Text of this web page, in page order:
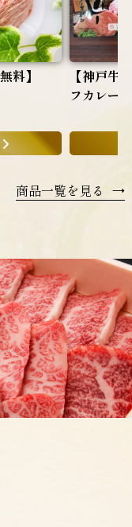
料】
【神戸牛
フカレー
商品一覧を見る →